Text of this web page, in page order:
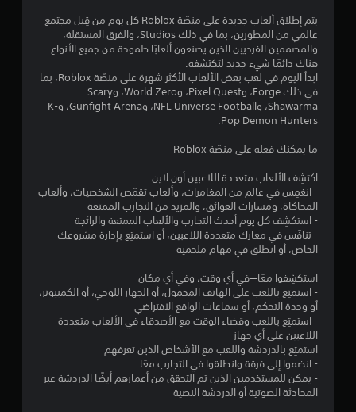
ن
إ
ل
1
5
5
9
يتم إطلاق ألعاب جديدة على منصّة Roblox كل يوم من قِبل مجتمع
عالمي من المطورين، بما في ذلك Studios، والفرق المستقلة،
والمصممين الفرديين الذين يصنعون ألعابًا طموحة من جميع الأنواع.
هناك دائمًا شيء جديد لتكتشفه.
ابدأ اليوم في لعب بعض الألعاب الأكثر شهرة على منصّة Roblox، بما
في ذلك Forge، وPixel Quest، وWorld Zero، وScary
Shawarma، وNFL Universe Football، وGunfight Arena، وK-
Pop Demon Hunters.
ما يمكنك فعله على منصّة Roblox
اكتشِف الألعاب متعددة اللاعبين أون لاين
- انغمِس في عالم من المغامرات، وألعاب تقمّص الشخصيات، وألعاب
المحاكاة، ومسارات العوائق، والمزيد من التجارب الممتعة
- استكشِف كل يوم أحدث التجارب والألعاب الممتعة والرائجة
- تنافَس في معارك متعددة اللاعبين، أو استمتِع بإدارة مشروعك
الخاص، أو انطلِق في مهام ملحمية
استكشِفوا معًا—في أي وقت، وفي أي مكان
- استمتِع باللعب على الهاتف المحمول، أو الجهاز اللوحي، أو الكمبيوتر،
أو وحدة التحكم، أو سماعات الواقع الافتراضي
- استمتِع باللعب وقضاء الوقت مع الأصدقاء في الألعاب متعددة
اللاعبين على أي جهاز
استمتِع بالدردشة واللعب مع الأشخاص الذين تعرفهم
- انضموا إلى فرقة وانطلقوا في التجارب معًا
- يمكن للمستخدمين الذين تم التحقق من أعمارهم أيضًا الدردشة عبر
المحادثة الصوتية أو الدردشة النصية